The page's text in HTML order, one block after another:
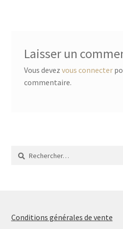
Laisser un
Vous devez vous connecter
commentaire.
Rechercher :
Conditions générales de vente